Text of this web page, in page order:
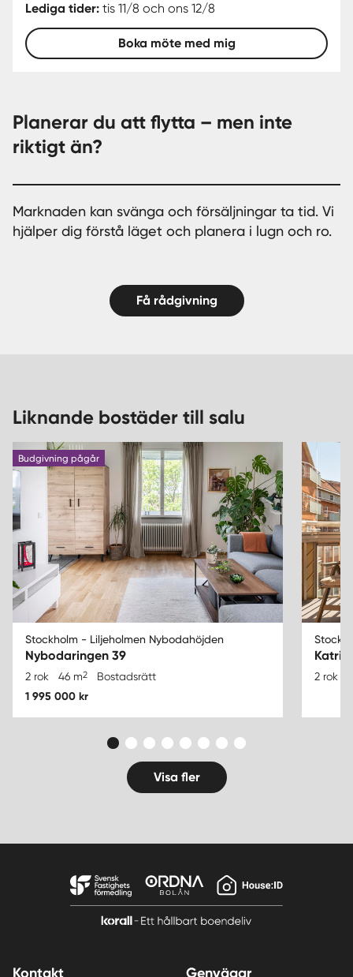
Lediga tider: tis 11/8 och ons 12/8
Boka möte med mig
Planerar du att flytta – men inte
riktigt än?
Marknaden kan svänga och försäljningar ta tid. Vi
hjälper dig förstå läget och planera i lugn och ro.
Få rådgivning
Liknande bostäder till salu
Budgivning pågår
Stockholm - Liljeholmen Nybodahöjden
Nybodaringen 39
2 rok 46 m2 Bostadsrätt
1 995 000 kr
2 rok
Visa fler
Kontakt Genvägar